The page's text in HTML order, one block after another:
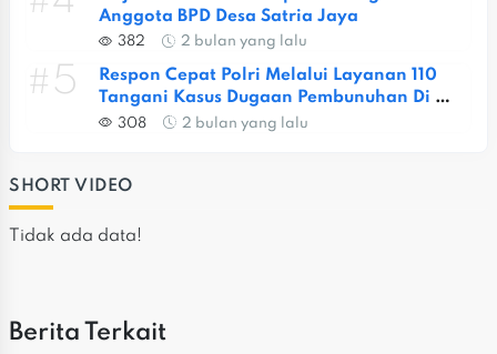
Anggota BPD Desa Satria Jaya
382 2 bulan yang lalu
#5
Respon Cepat Polri Melalui Layanan 110
Tangani Kasus Dugaan Pembunuhan Di
Jatiasih
308 2 bulan yang lalu
SHORT VIDEO
Tidak ada data!
Berita Terkait